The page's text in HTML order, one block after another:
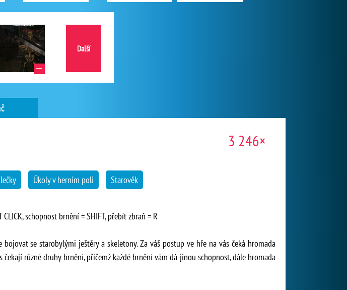
Další
3 246×
Úkoly v herním poli Starověk
CLICK, schopnost brnění = SHIFT, přebít zbraň = R
se starobylými ještěry a skeletony. Za váš postup ve hře na vás čeká hromada
různé druhy brnění, přičemž každé brnění vám dá jinou schopnost, dále hromada